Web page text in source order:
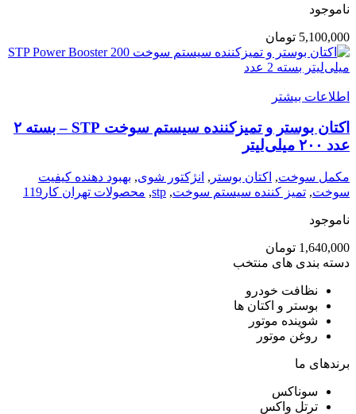
ناموجود
5,100,000 تومان
اطلاعات بیشتر
اکتان بوستر و تمیزکننده سیستم سوخت STP – بسته ۲
عدد ۲۰۰ میلی‌لیتر
مکمل سوخت, اکتان بوستر , انژکتور شوی, بهبود دهنده کیفیت
سوخت, تمیز کننده سیستم سوخت,
stp
, محصولات تهران کار119
ناموجود
1,640,000 تومان
دسته بندی های منتخب
نظافت خودرو
بوستر و اکتان ها
شوینده موتور
روغن موتور
برندهای ما
سوناکس
ترتل واکس